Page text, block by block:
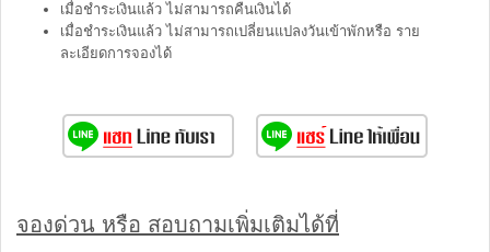
เมื่อชำระเงินแล้ว ไม่สามารถคืนเงินได้
เมื่อชำระเงินแล้ว ไม่สามารถเปลี่ยนแปลงวันเข้าพักหรือ ราย
ละเอียดการจองได้
จองด่วน หรือ สอบถามเพิ่มเติมได้ที่